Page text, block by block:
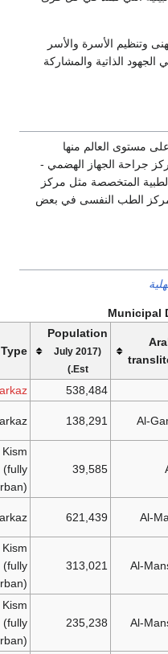
وتنظيم الأسرة والأسر
الذاتية والمشاركة
العالم منها
جراحة الجهاز الهضمي -
المتخصصة مثل مركز
الطب النفسى في بعض
Population
(July 2017
Type
538,484
Markaz
138,291
Markaz
39,585
Kism
(fully
urban)
621,439
Markaz
Al-
313,021
Kism
(fully
urban)
Al-
235,238
Kism
(fully
urban)